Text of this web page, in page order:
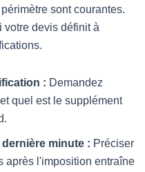
sont courantes.
votre devis définit à
: Demandez
quel est le supplément
minute : Préciser
après l'imposition entraîne